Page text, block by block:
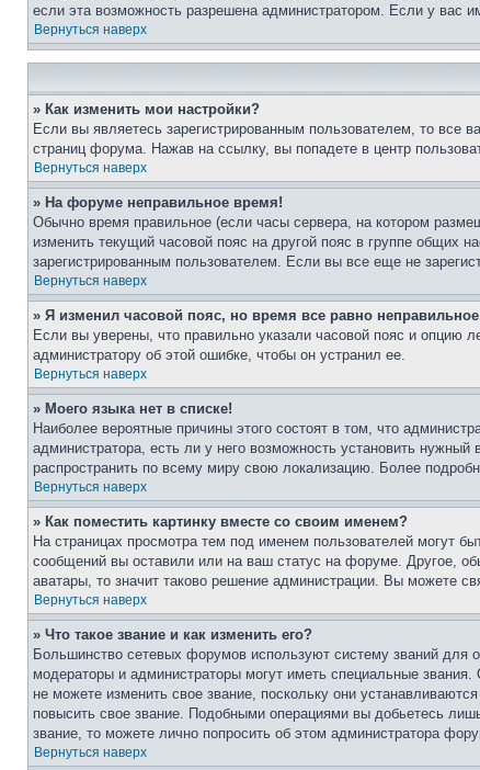
если эта возможность разрешена администратором. Если у
Вернуться наверх
» Как изменить мои настройки?
Если вы являетесь зарегистрированным пользователем, то все
страниц форума. Нажав на ссылку, вы попадете в центр
Вернуться наверх
» На форуме неправильное время!
Обычно время правильное (если часы сервера, на котором
изменить текущий часовой пояс на другой пояс в группе общих
зарегистрированным пользователем. Если вы все еще не
Вернуться наверх
» Я изменил часовой пояс, но время все равно
Если вы уверены, что правильно указали часовой пояс и опцию
администратору об этой ошибке, чтобы он устранил ее.
Вернуться наверх
» Моего языка нет в списке!
Наиболее вероятные причины этого состоят в том, что
администратора, есть ли у него возможность установить
распространить по всему миру свою локализацию. Более
Вернуться наверх
» Как поместить картинку вместе со своим именем?
На страницах просмотра тем под именем пользователей могут
сообщений вы оставили или на ваш статус на форуме. Другое,
аватары, то значит таково решение администрации. Вы можете
Вернуться наверх
» Что такое звание и как изменить его?
Большинство сетевых форумов используют систему званий для
модераторы и администраторы могут иметь специальные
не можете изменить свое звание, поскольку они
повысить свое звание. Подобными операциями вы добьетесь
звание, то можете лично попросить об этом администратора
Вернуться наверх